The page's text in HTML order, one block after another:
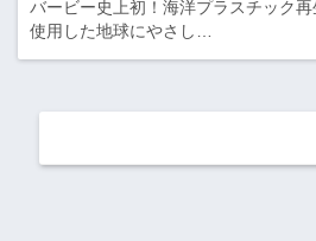
バービー史上初！海洋プラスチック再
使用した地球にやさし…